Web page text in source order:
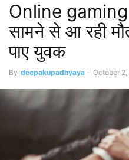
Online
सामने से आ रही
पाए युवक
By deepakupadhyaya - October